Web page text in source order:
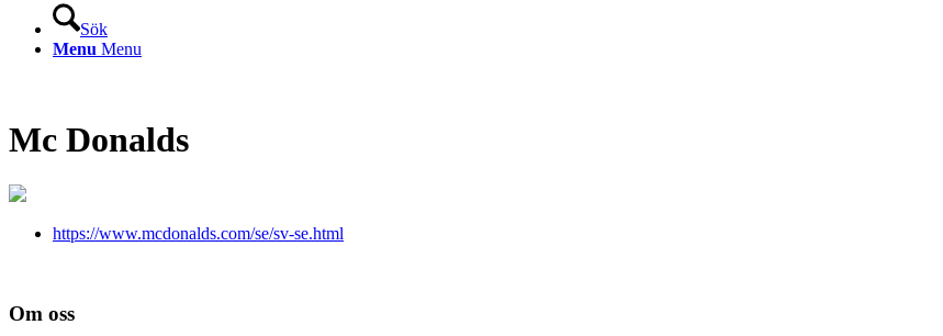
Sök
Menu Menu
Mc Donalds
https://www.mcdonalds.com/se/sv-se.html
Om oss